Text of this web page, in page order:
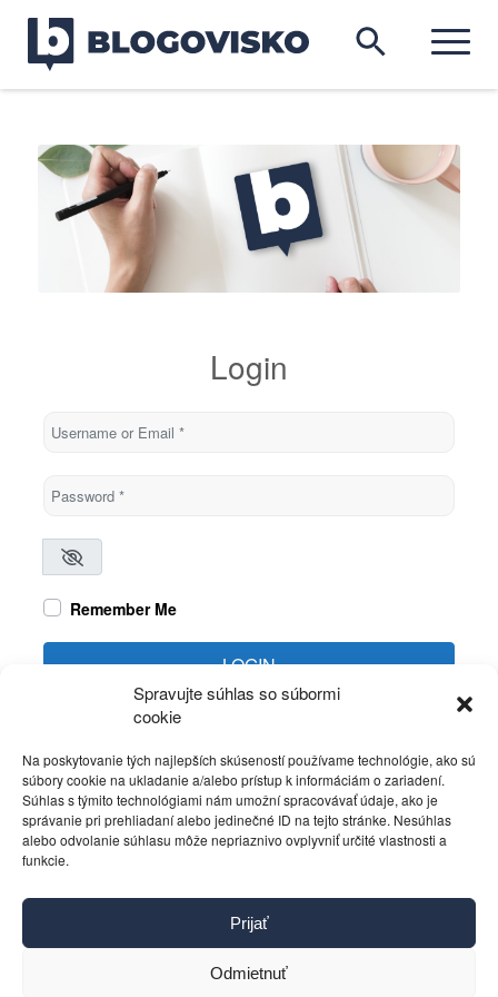
Spravujte súhlas so súbormi
cookie
Na poskytovanie tých najlepších skúseností používame technológie, ako sú
súbory cookie na ukladanie a/alebo prístup k informáciám o zariadení.
Súhlas s týmito technológiami nám umožní spracovávať údaje, ako je
správanie pri prehliadaní alebo jedinečné ID na tejto stránke. Nesúhlas
alebo odvolanie súhlasu môže nepriaznivo ovplyvniť určité vlastnosti a
funkcie.
Prijať
Odmietnuť
Login
Username or Email
Password*
Remember Me
LOGIN
Kontakt
Pravidlá používania